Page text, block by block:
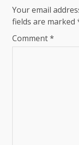
Your email
fields are marked
Comment*